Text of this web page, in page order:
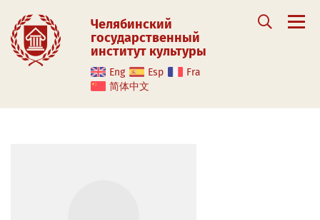
Челябинский
государственный
институт культуры
Eng Esp
Fra
简体中文